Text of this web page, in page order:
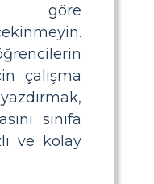
göre
çalışma
sınıfa
ve kolay